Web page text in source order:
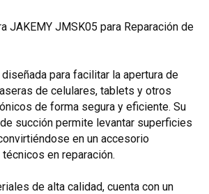
JAKEMY JMSK05 para Reparación de
diseñada para facilitar la apertura de
de celulares, tablets y otros
de forma segura y eficiente. Su
succión permite levantar superficies
en un accesorio
en reparación.
de alta calidad, cuenta con un